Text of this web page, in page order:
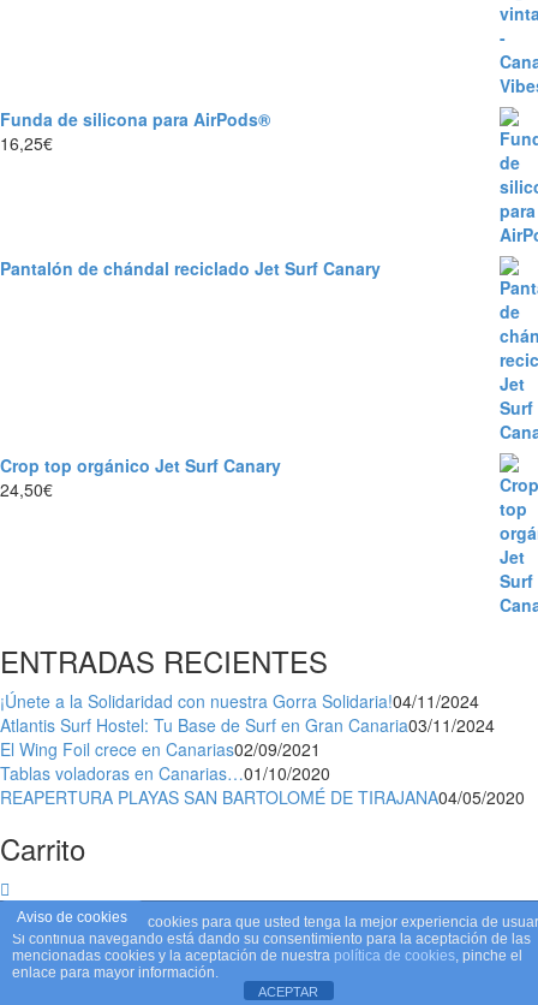
Funda de silicona para AirPods®
16,25€
Pantalón de chándal reciclado Jet Surf Canary
Crop top orgánico Jet Surf Canary
24,50€
ENTRADAS RECIENTES
¡Únete a la Solidaridad con nuestra Gorra Solidaria!04/11/2024
Atlantis Surf Hostel: Tu Base de Surf en Gran Canaria03/11/2024
El Wing Foil crece en Canarias02/09/2021
Tablas voladoras en Canarias…01/10/2020
REAPERTURA PLAYAS SAN BARTOLOMÉ DE TIRAJANA04/05/2020
Carrito
Este sitio web utiliza cookies para que usted tenga la mejor experiencia de
Si continúa navegando está dando su consentimiento para la aceptación de las
mencionadas cookies y la aceptación de nuestra política de cookies, pinche el
enlace para mayor información.
ACEPTAR
Aviso de cookies